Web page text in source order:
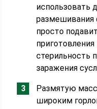
использовать
размешивания
просто
стерильность
заражения
Размятую
широким